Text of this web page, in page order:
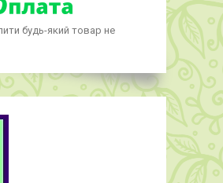
будь-який товар не